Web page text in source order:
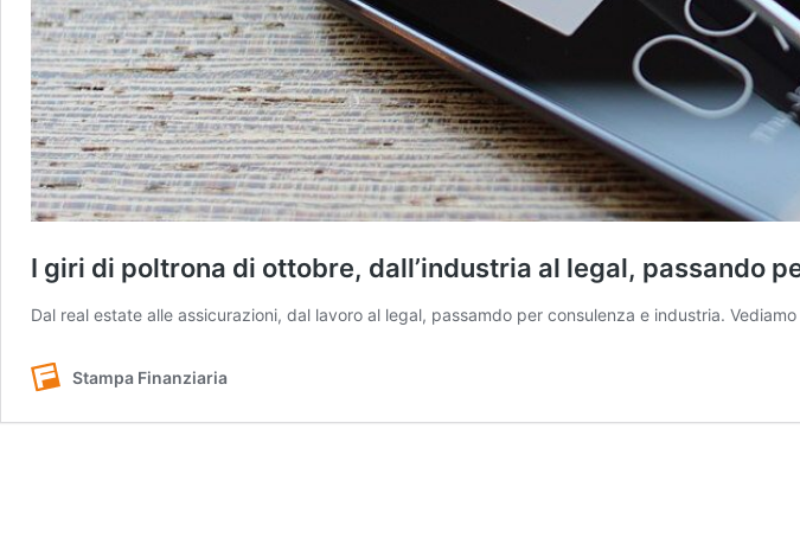
I giri di poltrona di ottobre, dall’industria al legal, passando
Dal real estate alle assicurazioni, dal lavoro al legal, passamdo per consulenza e industria.
Stampa Finanziaria